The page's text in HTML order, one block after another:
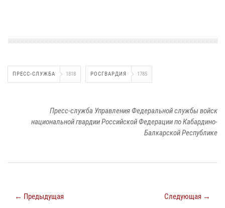
ПРЕСС-СЛУЖБА 1818 РОСГВАРДИЯ 1785
Пресс-служба Управления Федеральной службы войск
национальной гвардии Российской Федерации по Кабардино-
Балкарской Республике
← Предыдущая Следующая →